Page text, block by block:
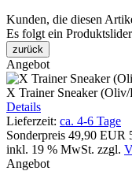
Kunden, die diesen
Es folgt ein
zurück
Angebot
X Trainer Sneaker
Details
Lieferzeit: ca. 4-6 Tage
Sonderpreis 49,90 EUR
inkl. 19 % MwSt. zzgl.
Angebot